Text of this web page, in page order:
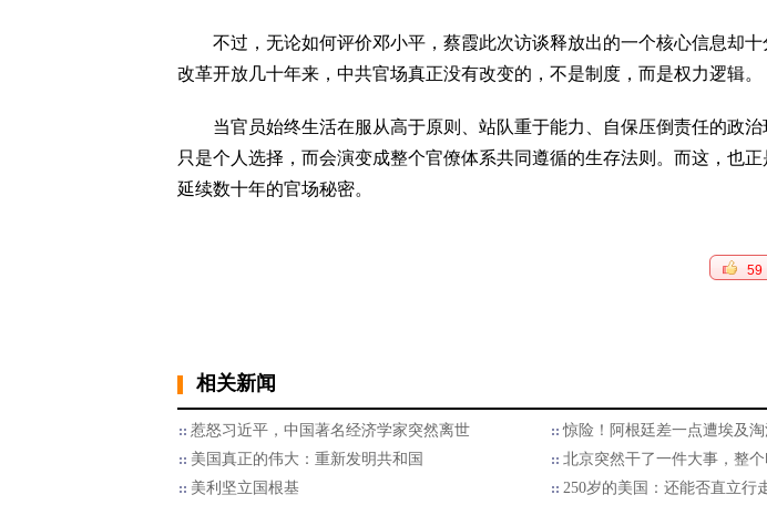
不过，无论如何评价邓小平，蔡霞此次访谈释放出的一个核心信息却十
改革开放几十年来，中共官场真正没有改变的，不是制度，而是权力逻辑。
当官员始终生活在服从高于原则、站队重于能力、自保压倒责任的政治
只是个人选择，而会演变成整个官僚体系共同遵循的生存法则。而这，也
延续数十年的官场秘密。
59
相关新闻
惹怒习近平，中国著名经济学家突然离世
惊险！阿根廷差一点遭埃及淘
美国真正的伟大：重新发明共和国
北京突然干了一件大事，整
美利坚立国根基
250岁的美国：还能否直立行